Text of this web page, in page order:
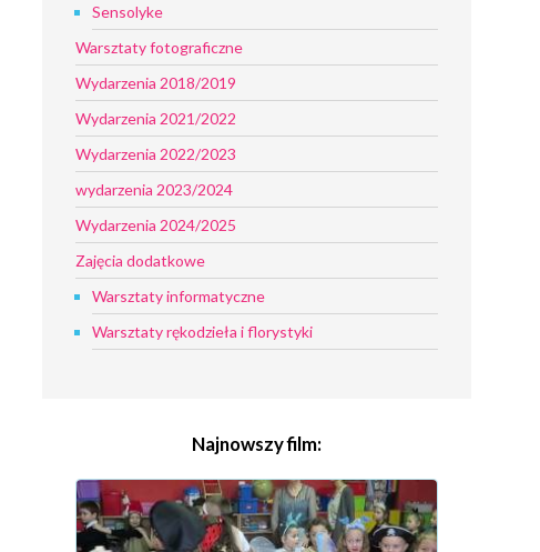
Sensolyke
Warsztaty fotograficzne
Wydarzenia 2018/2019
Wydarzenia 2021/2022
Wydarzenia 2022/2023
wydarzenia 2023/2024
Wydarzenia 2024/2025
Zajęcia dodatkowe
Warsztaty informatyczne
Warsztaty rękodzieła i florystyki
Najnowszy film: